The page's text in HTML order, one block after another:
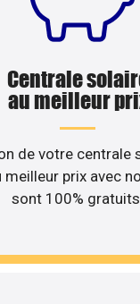
Centrale
au meilleur
de votre centrale
prix avec
sont 100%